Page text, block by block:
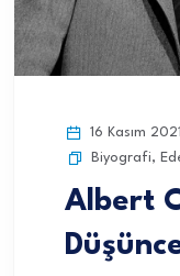
16 Kasım 2021
Biyografi,
Albert